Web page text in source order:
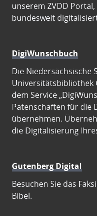
unserem ZVDD
bundesweit
DigiWunschbuch
Die Niedersächsische
Universitätsbibliothek
dem Service
Patenschaften für die
übernehmen.
die Digitalisierung
Gutenberg Digital
Besuchen Sie das
Bibel.